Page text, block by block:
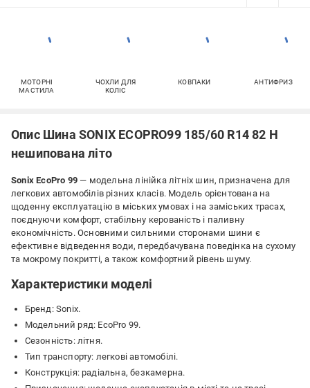
МОТОРНІ
МАСТИЛА
ЧОХЛИ ДЛЯ
КОЛІС
КОВПАКИ АНТИФРИЗ
Опис Шина SONIX ECOPRO99 185/60 R14 82 H
нешипована літо
Sonix EcoPro 99 — модельна лінійка літніх шин, призначена для
легкових автомобілів різних класів. Модель орієнтована на
щоденну експлуатацію в міських умовах і на заміських трасах,
поєднуючи комфорт, стабільну керованість і паливну
економічність. Основними сильними сторонами шини є
ефективне відведення води, передбачувана поведінка на сухому
та мокрому покритті, а також комфортний рівень шуму.
Характеристики моделі
Бренд: Sonix.
Модельний ряд: EcoPro 99.
Сезонність: літня.
Тип транспорту: легкові автомобілі.
Конструкція: радіальна, безкамерна.